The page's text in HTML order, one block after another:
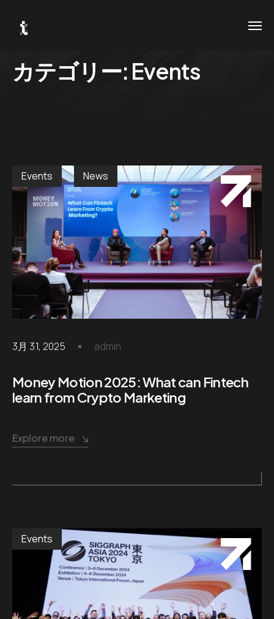
Home
.01 /
Services
.03 /
News
.04 /
Careers
.05 /
日
.07 /
6281-
9447
メールア
ドレス
Follow us
カテゴリー: Events
Events News
3月 31, 2025 admin
Money Motion 2025: What can Fintech
learn from Crypto Marketing
Explore more
Events